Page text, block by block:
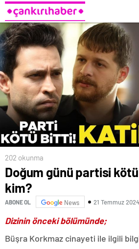
202 okunma
Doğum günü partisi
kim?
ABONE OL News 21 Temmuz
Dizinin önceki bölümünde;
Büşra Korkmaz cinayeti ile ilgili